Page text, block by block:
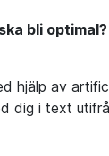
bli optimal?
hjälp av
dig i text